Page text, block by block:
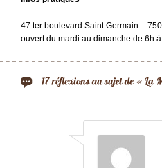
47 ter boulevard Saint Germain –
ouvert du mardi au dimanche de 6h